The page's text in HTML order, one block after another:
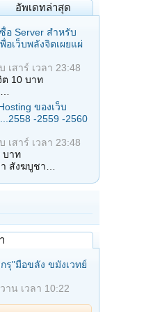
อัพเดทล่าสุด
อ Server สำหรับ
อเว็บพลังจิตเผยแผ่
เสาร์ เวลา 23:48
10 บาท
ของเว็บ
-2559 -2560
เสาร์ เวลา 23:48
บาท
สังฆบูชา…
รุ"มือขลัง ขมังเวทย์
าน เวลา 10:22